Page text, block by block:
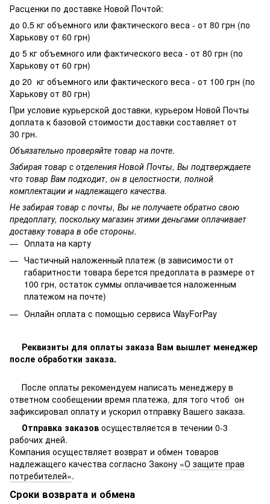
Расценки по доставке Новой Почтой:
до 0.5 кг объемного или фактического веса - от 80 грн (по
Харькову от 60 грн)
до 5 кг объемного или фактического веса - от 80 грн (по
Харькову от 60 грн)
до 20 кг объемного или фактического веса - от 100 грн (по
Харькову от 80 грн)
При условие курьерской доставки, курьером Новой Почты
доплата к базовой стоимости доставки составляет от
30 грн.
Объязательно проверяйте товар на почте.
Забирая товар с отделения Новой Почты, Вы подтверждаете
что товар Вам подходит, он в целостности, полной
комплектации и надлежащего качества.
Не забирая товар с почты, Вы не получаете обратно свою
предоплату, поскольку магазин этими деньгами оплачивает
доставку товара в обе стороны.
Оплата на карту
Частичный наложенный платеж (в зависимости от
габаритности товара берется предоплата в размере от
100 грн, остаток суммы оплачивается наложенным
платежом на почте)
Онлайн оплата с помощью сервиса WayForPay
Реквизиты для оплаты заказа Вам вышлет менеджер
после обработки заказа.
После оплаты рекомендуем написать менеджеру в
ответном сообещении время платежа, для того чтоб он
зафиксировал оплату и ускорил отправку Вашего заказа.
Отправка заказов осуществляется в течении 0-3
рабочих дней.
Компания осуществляет возврат и обмен товаров
надлежащего качества согласно Закону «О защите прав
потребителей».
Сроки возврата и обмена